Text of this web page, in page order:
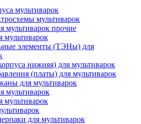
мультиварок
мультиварок
мультиварок прочие
мультиварок
элементы (ТЭНы) для
нижняя) для мультиварок
(платы) для мультиварок
для мультиварок
мультиварок
для мультиварок